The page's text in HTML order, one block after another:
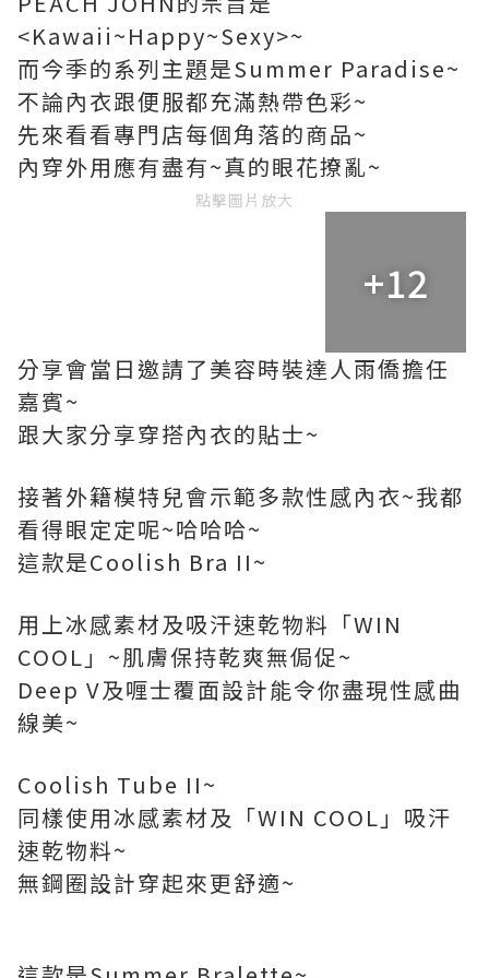
<Kawaii~Happy~Sexy>~
而今季的系列主題是Summer Paradise~
不論內衣跟便服都充滿熱帶色彩~
先來看看專門店每個角落的商品~
內穿外用應有盡有~真的眼花撩亂~
點擊圖片放大
+12
分享會當日邀請了美容時裝達人雨僑擔任
嘉賓~
跟大家分享穿搭內衣的貼士~
接著外籍模特兒會示範多款性感內衣~我都
看得眼定定呢~哈哈哈~
這款是Coolish Bra II~
用上冰感素材及吸汗速乾物料「WIN
COOL」~肌膚保持乾爽無侷促~
Deep V及喱士覆面設計能令你盡現性感曲
線美~
Coolish Tube II~
同樣使用冰感素材及「WIN COOL」吸汗
速乾物料~
無鋼圈設計穿起來更舒適~